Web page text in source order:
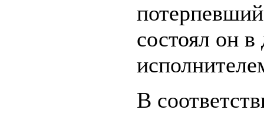
состоял он
В